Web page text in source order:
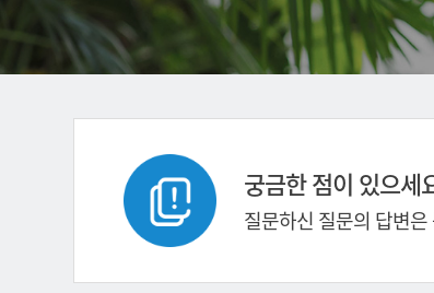
궁금한 점이 있으세
질문하신 질문의 답변